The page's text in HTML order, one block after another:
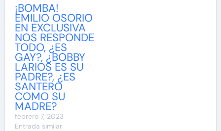
¡BOMBA!
EMILIO OSORIO
EN EXCLUSIVA
NOS RESPONDE
TODO, ¿ES
GAY?, ¿BOBBY
LARIOS ES SU
PADRE?, ¿ES
SANTERO
COMO SU
MADRE?
febrero 7, 2023
Entrada similar